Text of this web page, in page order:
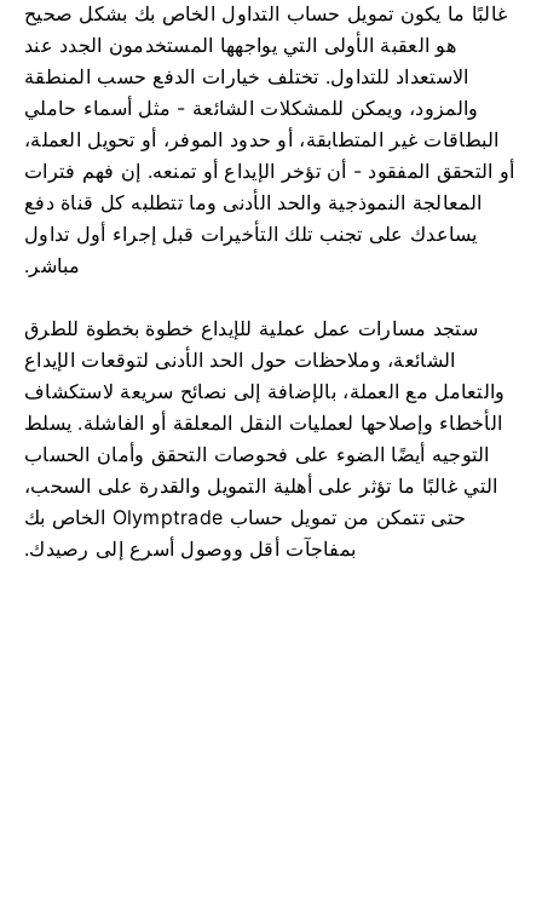
غالبًا ما يكون تمويل حساب التداول الخاص بك بشكل صحيح
هو العقبة الأولى التي يواجهها المستخدمون الجدد عند
الاستعداد للتداول. تختلف خيارات الدفع حسب المنطقة
والمزود، ويمكن للمشكلات الشائعة - مثل أسماء حاملي
البطاقات غير المتطابقة، أو حدود الموفر، أو تحويل العملة،
أو التحقق المفقود - أن تؤخر الإيداع أو تمنعه. إن فهم فترات
المعالجة النموذجية والحد الأدنى وما تتطلبه كل قناة دفع
يساعدك على تجنب تلك التأخيرات قبل إجراء أول تداول
مباشر.
ستجد مسارات عمل عملية للإيداع خطوة بخطوة للطرق
الشائعة، وملاحظات حول الحد الأدنى لتوقعات الإيداع
والتعامل مع العملة، بالإضافة إلى نصائح سريعة لاستكشاف
الأخطاء وإصلاحها لعمليات النقل المعلقة أو الفاشلة. يسلط
التوجيه أيضًا الضوء على فحوصات التحقق وأمان الحساب
التي غالبًا ما تؤثر على أهلية التمويل والقدرة على السحب،
حتى تتمكن من تمويل حساب Olymptrade الخاص بك
بمفاجآت أقل ووصول أسرع إلى رصيدك.